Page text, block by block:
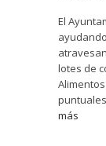
El
lotes de
más